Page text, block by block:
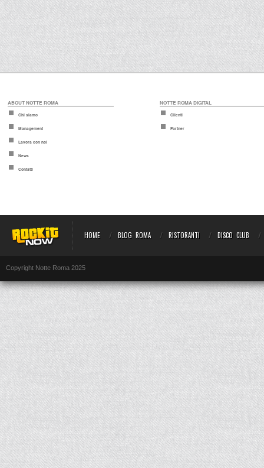
ABOUT NOTTE ROMA
Chi siamo
Management
Lavora con noi
News
Contatti
NOTTE ROMA DIGITAL
Clienti
Partner
HOME BLOG ROMA RISTORANTI DISCO CLUB
Copyright Notte Roma 2025